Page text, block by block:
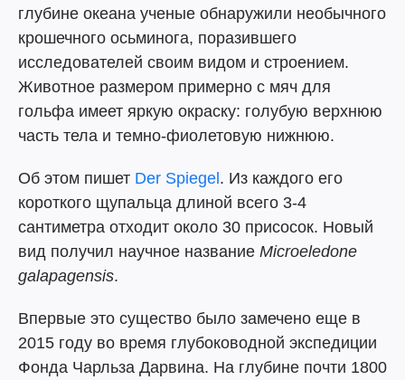
глубине океана ученые обнаружили необычного
крошечного осьминога, поразившего
исследователей своим видом и строением.
Животное размером примерно с мяч для
гольфа имеет яркую окраску: голубую верхнюю
часть тела и темно-фиолетовую нижнюю.
Об этом пишет Der Spiegel. Из каждого его
короткого щупальца длиной всего 3-4
сантиметра отходит около 30 присосок. Новый
вид получил научное название Microeledone
galapagensis.
Впервые это существо было замечено еще в
2015 году во время глубоководной экспедиции
Фонда Чарльза Дарвина. На глубине почти 1800